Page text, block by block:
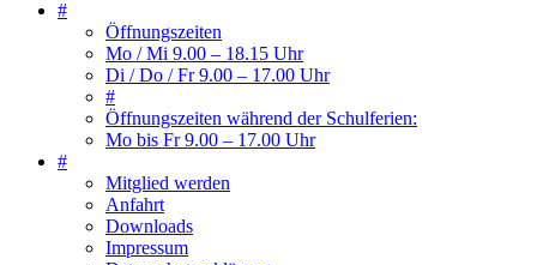
#
Öffnungszeiten
Mo / Mi 9.00 – 18.15 Uhr
Di / Do / Fr 9.00 – 17.00 Uhr
#
Öffnungszeiten während der Schulferien:
Mo bis Fr 9.00 – 17.00 Uhr
#
Mitglied werden
Anfahrt
Downloads
Impressum